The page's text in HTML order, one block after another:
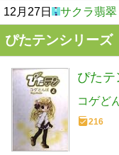
12月27日 サクラ翡翠
ぴたテンシリーズ
ぴたテ
コゲど
216